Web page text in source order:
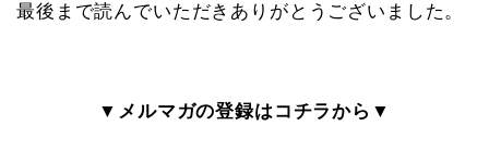
最後まで読んでいただきありがとうございました。
▼メルマガの登録はコチラから▼